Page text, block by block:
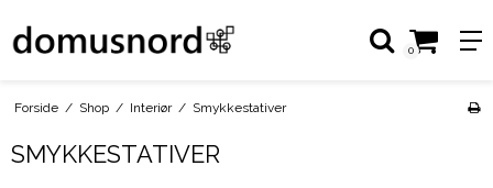
0
Forside / Shop / Interiør / Smykkestativer
SMYKKESTATIVER